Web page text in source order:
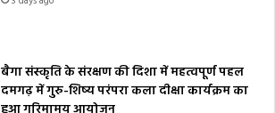
बैगा संस्कृति के संरक्षण की दिशा में महत्वपूर्ण पहल
दमगढ़ में गुरु-शिष्य परंपरा कला दीक्षा कार्यक्रम का